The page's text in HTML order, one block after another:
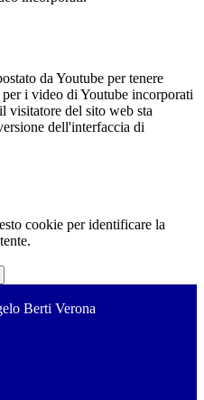
da Youtube per tenere
i video di Youtube incorporati
visitatore del sito web sta
dell'interfaccia di
cookie per identificare la
Berti Verona